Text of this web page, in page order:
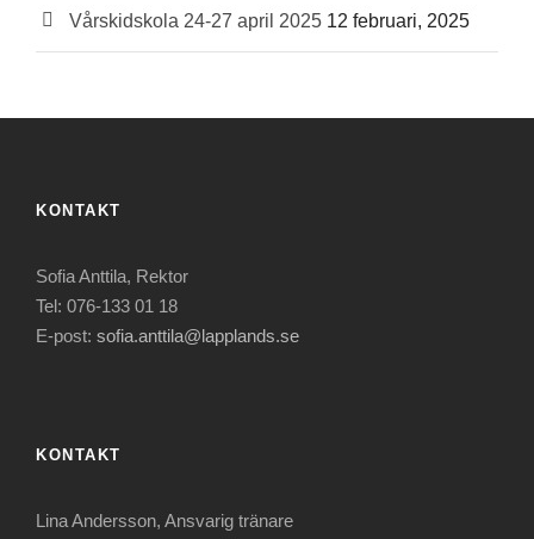
Vårskidskola 24-27 april 2025 12 februari, 2025
KONTAKT
Sofia Anttila, Rektor
Tel: 076-133 01 18
E-post: sofia.anttila@lapplands.se
KONTAKT
Lina Andersson, Ansvarig tränare